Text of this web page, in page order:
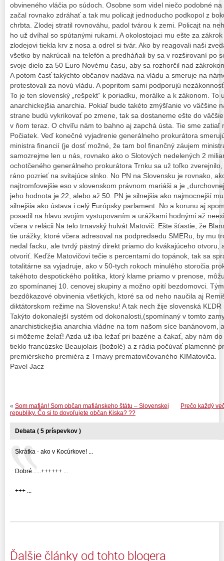
obvineného vláčia po súdoch. Osobne som videl niečo podobné
začal rovnako zdráhať a tak mu policajt jednoducho podkopol z
chrbta. Zlodej stratil rovnováhu, padol tvárou k zemi. Policajt na
ho už dvíhal so spútanými rukami. A okolostojaci mu ešte za
zlodejovi tiekla krv z nosa a odrel si tvár. Ako by reagovali naši
všetko by nakrúcali na telefón a predháňali by sa v rozširovaní po
svoje dielo za 50 Euro Novému času, aby sa rozhorčil nad
A potom časť takýchto občanov nadáva na vládu a smeruje na
protestovali za novú vládu. A popritom sami podporujú
To je ten slovenský „rešpekt“ k poriadku, morálke a k zákonom. To
anarchickejšia anarchia. Pokiaľ bude takéto zmýšľanie vo väčšine
strane budú vykrikovať po zmene, tak sa dostaneme ešte do
v ňom teraz. O chvíľu nám to bahno aj zapchá ústa. Tie sme zatiaľ
Počiatek. Veď konečné vyjadrenie generálneho prokurátora
ministra financií (je dosť možné, že tam bol finančný záujem
samozrejme len u nás, rovnako ako o Slotových nedelených 2
ochotčeného generálneho prokurátora Trnku sa už toľko
ráno pozrieť na svitajúce slnko. No PN na Slovensku je rovnako,
najtromfovejšie eso v slovenskom právnom mariáši a je
jeho hodnota je 22, alebo až 50. PN je silnejšia ako najmocnejší
silnejšia ako ústava i celý Európsky parlament. No a korunu aj
posadil na hlavu svojím vystupovaním a urážkami hodnými až
včera v relácii Na telo trnavský hulvát Matovič. Ešte šťastie, že
tie urážky, ktoré včera adresoval na podpredsedu SMERu, by mu
nedal facku, ale tvrdý pästný direkt priamo do kvákajúceho otvoru,
otvoriť. Keďže Matovičovi tečie s percentami do topánok, tak sa
totalitárne sa vyjadruje, ako v 50-tych rokoch minulého storočia
takéhoto despotického politika, ktorý klame priamo v prenose,
zo spomínanej 10. cenovej skupiny a možno opití bezdomovci.
bezdôkazové obvinenia všetkých, ktoré sa od neho naučila aj
diktátorskom režime na Slovensku! A tak nech žije slovenská
Takýto dokonalejší systém od dokonalosti,(spomínaný v tomto
anarchistickejšia anarchia vládne na tom našom síce banánovom,
si môžeme želať! Azda už iba ležať pri bazéne a čakať, aby nám
tieklo francúzske Beaujolais (božolé) a z rádia počúvať plamenné
premiérskeho premiéra z Trnavy prematovičovaného KIMatoviča.
Pavel Jacz
Prečo každý
« Som mafián! Som občan mafiánskeho štátu – Slovenskej
republiky. Čo si to dovoľujete občan Kiska? ??
Debata ( 5 príspevkov )
Skrátka - ako v Kocúrkove! ...
Dobré......++++++ ...
+++ ...
Ďalšie články od tohto blogera